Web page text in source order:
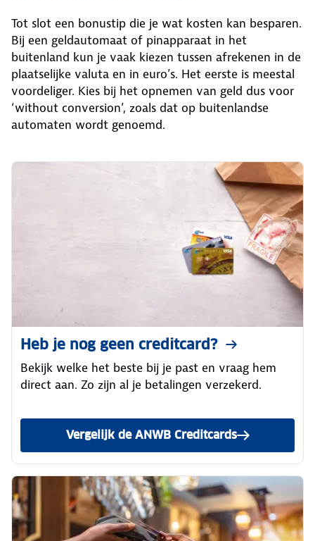
Tot slot een bonustip die je wat kosten kan besparen.
Bij een geldautomaat of pinapparaat in het
buitenland kun je vaak kiezen tussen afrekenen in de
plaatselijke valuta en in euro’s. Het eerste is meestal
voordeliger. Kies bij het opnemen van geld dus voor
‘without conversion’, zoals dat op buitenlandse
automaten wordt genoemd.
Heb je nog geen creditcard?
Bekijk welke het beste bij je past en vraag hem
direct aan. Zo zijn al je betalingen verzekerd.
Vergelijk de ANWB Creditcards